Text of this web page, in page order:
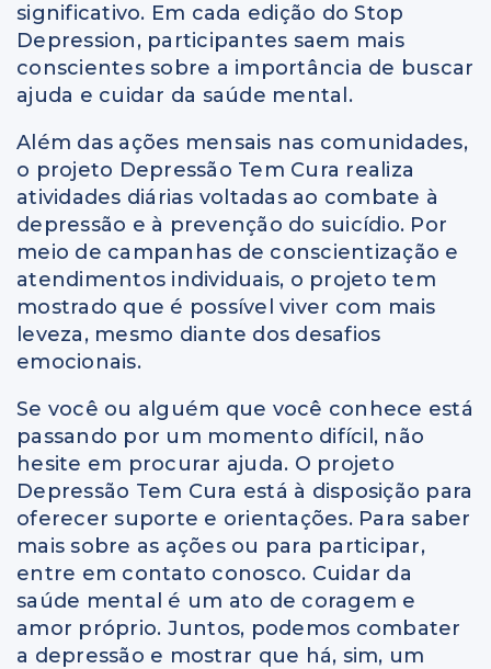
significativo. Em cada edição do Stop
Depression, participantes saem mais
conscientes sobre a importância de buscar
ajuda e cuidar da saúde mental.
Além das ações mensais nas comunidades,
o projeto Depressão Tem Cura realiza
atividades diárias voltadas ao combate à
depressão e à prevenção do suicídio. Por
meio de campanhas de conscientização e
atendimentos individuais, o projeto tem
mostrado que é possível viver com mais
leveza, mesmo diante dos desafios
emocionais.
Se você ou alguém que você conhece está
passando por um momento difícil, não
hesite em procurar ajuda. O projeto
Depressão Tem Cura está à disposição para
oferecer suporte e orientações. Para saber
mais sobre as ações ou para participar,
entre em contato conosco. Cuidar da
saúde mental é um ato de coragem e
amor próprio. Juntos, podemos combater
a depressão e mostrar que há, sim, um